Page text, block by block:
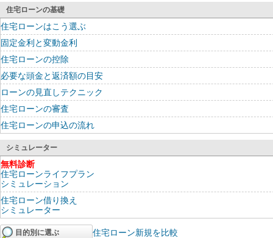
住宅ローンの基礎
住宅ローンはこう選ぶ
固定金利と変動金利
住宅ローンの控除
必要な頭金と返済額の目安
ローンの見直しテクニック
住宅ローンの審査
住宅ローンの申込の流れ
シミュレーター
無料診断
住宅ローンライフプラン
シミュレーション
住宅ローン借り換え
シミュレーター
目的別に選ぶ
住宅ローン新規を比較